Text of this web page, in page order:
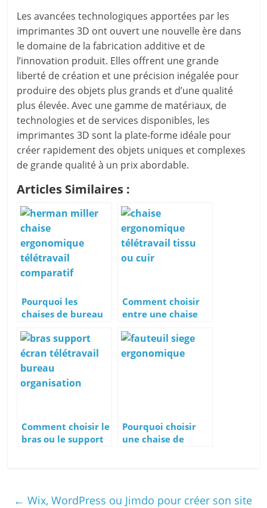
Les avancées technologiques apportées par les
imprimantes 3D ont ouvert une nouvelle ère dans
le domaine de la fabrication additive et de
l’innovation produit. Elles offrent une grande
liberté de création et une précision inégalée pour
produire des objets plus grands et d’une qualité
plus élevée. Avec une gamme de matériaux, de
technologies et de services disponibles, les
imprimantes 3D sont la plate-forme idéale pour
créer rapidement des objets uniques et complexes
de grande qualité à un prix abordable.
Articles Similaires :
Pourquoi les
chaises de bureau
sont-elles si chères
?
Comment choisir
entre une chaise
cuir ou en tissu
avec un dossier en
Comment choisir le
bras ou le support
Pourquoi choisir
une chaise de
← Wix, WordPress ou Jimdo pour créer son site